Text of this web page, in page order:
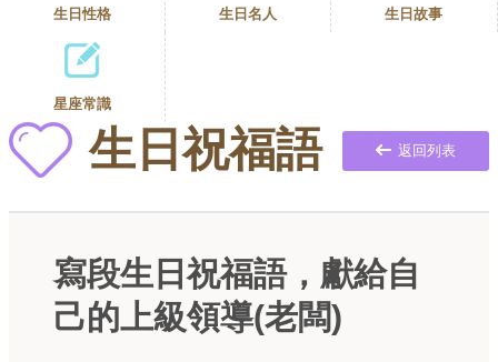
生日性格 生日名人 生日故事
星座常識
生日祝福語 返回列表
寫段生日祝福語，獻給自
己的上級領導(老闆)